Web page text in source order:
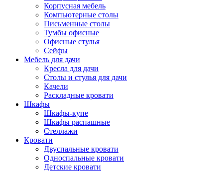
Корпусная мебель
Компьютерные столы
Письменные столы
Тумбы офисные
Офисные стулья
Сейфы
Мебель для дачи
Кресла для дачи
Столы и стулья для дачи
Качели
Раскладные кровати
Шкафы
Шкафы-купе
Шкафы распашные
Стеллажи
Кровати
Двуспальные кровати
Односпальные кровати
Детские кровати